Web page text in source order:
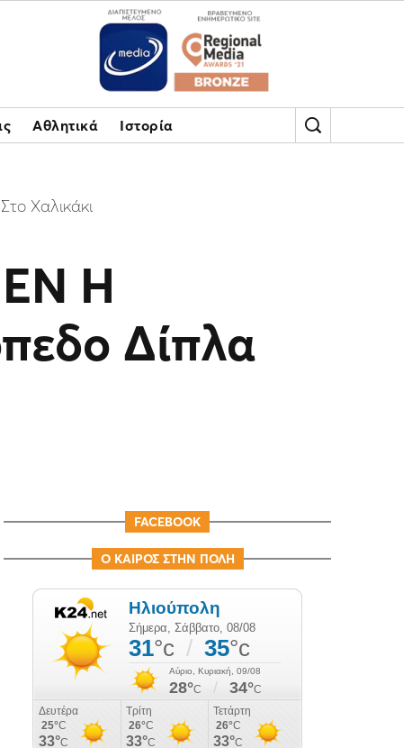
Αθλητικά Ιστορία
Χαλικάκι
Η
Δίπλα
FACEBOOK
Ο ΚΑΙΡΟΣ ΣΤΗΝ ΠΟΛΗ